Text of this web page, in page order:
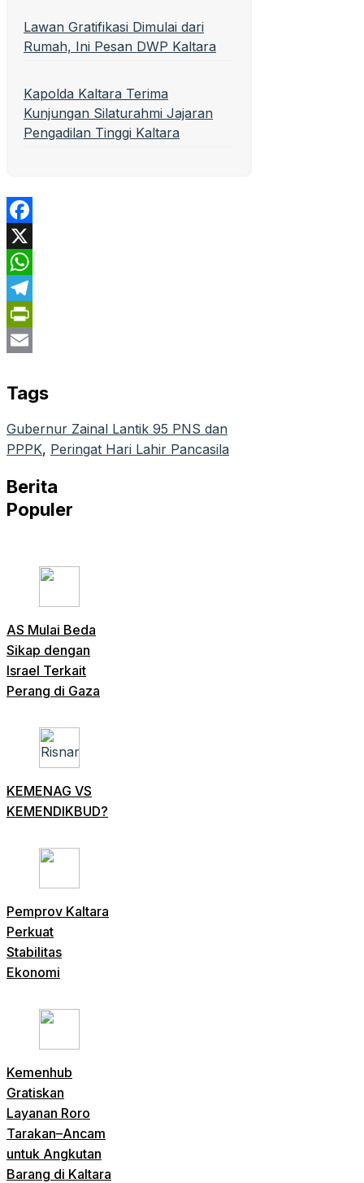
Lawan Gratifikasi Dimulai dari
Rumah, Ini Pesan DWP Kaltara
Kapolda Kaltara Terima
Kunjungan Silaturahmi Jajaran
Pengadilan Tinggi Kaltara
Facebook
X
WhatsApp
Telegram
PrintFriendly
Tags
Gubernur Zainal Lantik 95 PNS dan
PPPK, Peringat Hari Lahir Pancasila
Berita
Populer
AS Mulai Beda
Sikap dengan
Israel Terkait
Perang di Gaza
KEMENAG VS
KEMENDIKBUD?
Pemprov Kaltara
Perkuat
Stabilitas
Ekonomi
Kemenhub
Gratiskan
Layanan Roro
Tarakan–Ancam
untuk Angkutan
Barang di Kaltara